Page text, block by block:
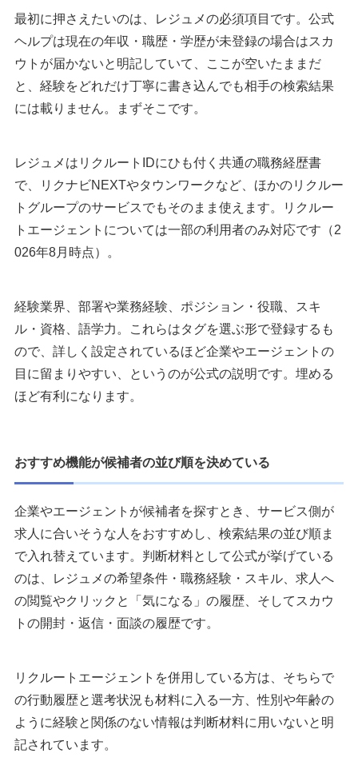
最初に押さえたいのは、レジュメの必須項目です。公式
ヘルプは現在の年収・職歴・学歴が未登録の場合はスカ
ウトが届かないと明記していて、ここが空いたままだ
と、経験をどれだけ丁寧に書き込んでも相手の検索結果
には載りません。まずそこです。
レジュメはリクルートIDにひも付く共通の職務経歴書
で、リクナビNEXTやタウンワークなど、ほかのリクルー
トグループのサービスでもそのまま使えます。リクルー
トエージェントについては一部の利用者のみ対応です（2
026年8月時点）。
経験業界、部署や業務経験、ポジション・役職、スキ
ル・資格、語学力。これらはタグを選ぶ形で登録するも
ので、詳しく設定されているほど企業やエージェントの
目に留まりやすい、というのが公式の説明です。埋める
ほど有利になります。
おすすめ機能が候補者の並び順を決めている
企業やエージェントが候補者を探すとき、サービス側が
求人に合いそうな人をおすすめし、検索結果の並び順ま
で入れ替えています。判断材料として公式が挙げている
のは、レジュメの希望条件・職務経験・スキル、求人へ
の閲覧やクリックと「気になる」の履歴、そしてスカウ
トの開封・返信・面談の履歴です。
リクルートエージェントを併用している方は、そちらで
の行動履歴と選考状況も材料に入る一方、性別や年齢の
ように経験と関係のない情報は判断材料に用いないと明
記されています。